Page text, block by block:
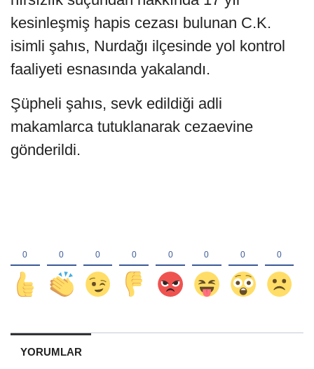
kesinleşmiş hapis cezası bulunan C.K.
isimli şahıs, Nurdağı ilçesinde yol kontrol
faaliyeti esnasında yakalandı.
Şüpheli şahıs, sevk edildiği adli
makamlarca tutuklanarak cezaevine
gönderildi.
YORUMLAR